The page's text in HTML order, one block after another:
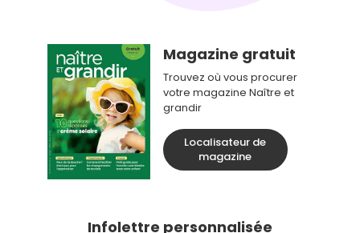
Magazine gratuit
Trouvez où vous procurer
votre magazine Naître et
grandir
Localisateur de
magazine
Infolettre personnalisée